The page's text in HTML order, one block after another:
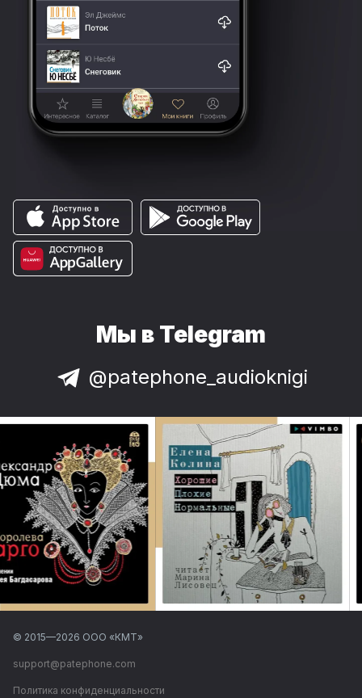
Мы в Telegram
@patephone_audioknigi
© 2015—2026 ООО «КМТ»
support@patephone.com
Политика конфиденциальности